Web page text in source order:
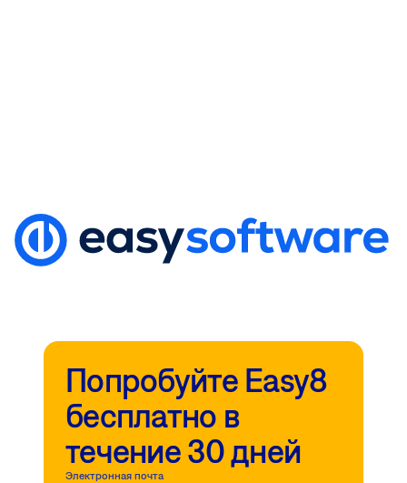
Попробуйте Easy8
бесплатно в
течение 30 дней
Электронная почта